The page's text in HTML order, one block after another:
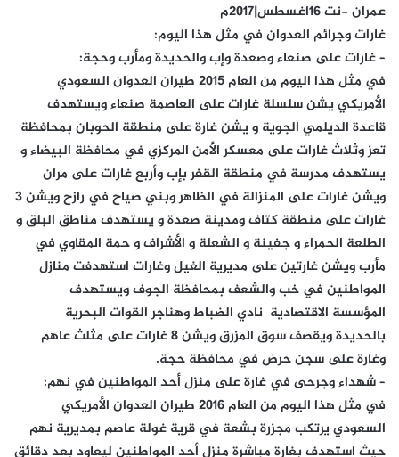
عمران -نت 16اغسطس|2017م
غارات وجرائم العدوان في مثل هذا اليوم:
– غارات على صنعاء وصعدة وإب والحديدة ومأرب وحجة:
في مثل هذا اليوم من العام 2015 طيران العدوان السعودي
الأمريكي يشن سلسلة غارات على العاصمة صنعاء ويستهدف
قاعدة الديلمي الجوية و يشن غارة على منطقة الحوبان بمحافظة
تعز وثلاث غارات على معسكر الأمن المركزي في محافظة البيضاء و
يستهدف مدرسة في منطقة القفر بإب وأربع غارات على مران
ويشن غارات على المنزالة في الظاهر وبني صياح في رازح ويشن 3
غارات على منطقة كتاف ومدينة صعدة و يستهدف مناطق البلق و
الطلعة الحمراء و جفينة و الشعلة و الأشراف و حمة المقاوي في
مأرب ويشن غارتين على مديرية الغيل وغارات استهدفت منازل
المواطنين في خب والشعف بمحافظة الجوف ويستهدف
المؤسسة الاقتصادية نادي الضباط وهناجر القوات البحرية
بالحديدة ويقصف سوق المزرق ويشن 8 غارات على مثلث عاهم
وغارة على سجن حرض في محافظة حجة.
– شهداء وجرحى في غارة على منزل أحد المواطنين في نهم:
في مثل هذا اليوم من العام 2016 طيران العدوان الأمريكي
السعودي يرتكب مجزرة بشعة في قرية غولة عاصم بمديرية نهم
حيث استهدف بغارة مباشرة منزل أحد المواطنين ليعاود بعد دقائق